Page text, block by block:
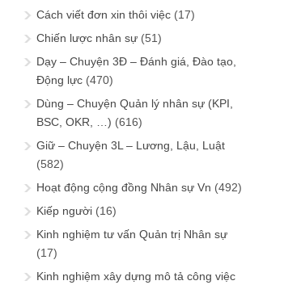
Cách viết đơn xin thôi việc (17)
Chiến lược nhân sự (51)
Dạy – Chuyện 3Đ – Đánh giá, Đào tạo,
Động lực (470)
Dùng – Chuyện Quản lý nhân sự (KPI,
BSC, OKR, …) (616)
Giữ – Chuyện 3L – Lương, Lậu, Luật
(582)
Hoạt động cộng đồng Nhân sự Vn (492)
Kiếp người (16)
Kinh nghiệm tư vấn Quản trị Nhân sự
(17)
Kinh nghiệm xây dựng mô tả công việc